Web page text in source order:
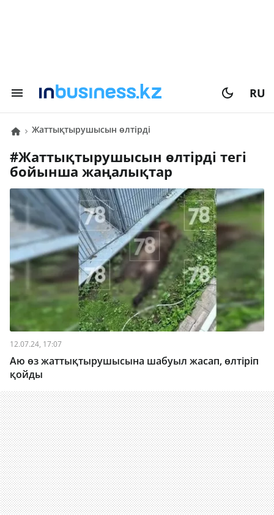
RU
жаттықтырушысын өлтірді
# жаттықтырушысын өлтірді тегі
бойынша жаңалықтар
12.07.24, 17:07
Аю өз жаттықтырушысына шабуыл жасап, өлтіріп
қойды